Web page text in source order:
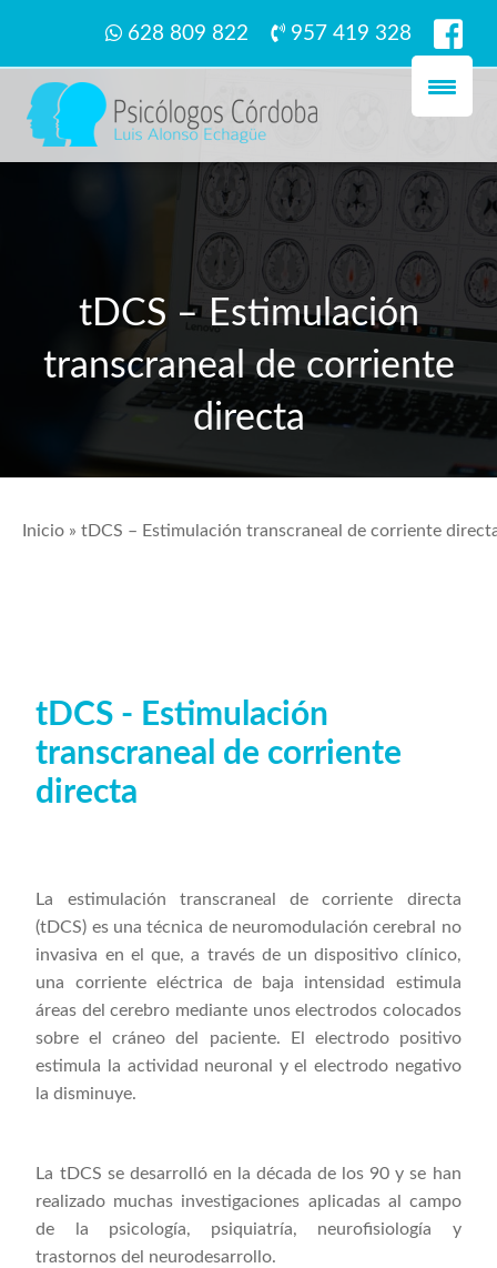
628 809 822 957 419 328
tDCS – Estimulación
transcraneal de corriente
directa
Inicio » tDCS – Estimulación transcraneal de corriente
tDCS - Estimulación
transcraneal de corriente
directa
La estimulación transcraneal de corriente directa
(tDCS) es una técnica de neuromodulación cerebral no
invasiva en el que, a través de un dispositivo clínico,
una corriente eléctrica de baja intensidad estimula
áreas del cerebro mediante unos electrodos colocados
sobre el cráneo del paciente. El electrodo positivo
estimula la actividad neuronal y el electrodo negativo
la disminuye.
La tDCS se desarrolló en la década de los 90 y se han
realizado muchas investigaciones aplicadas al campo
de la psicología, psiquiatría, neurofisiología y
trastornos del neurodesarrollo.